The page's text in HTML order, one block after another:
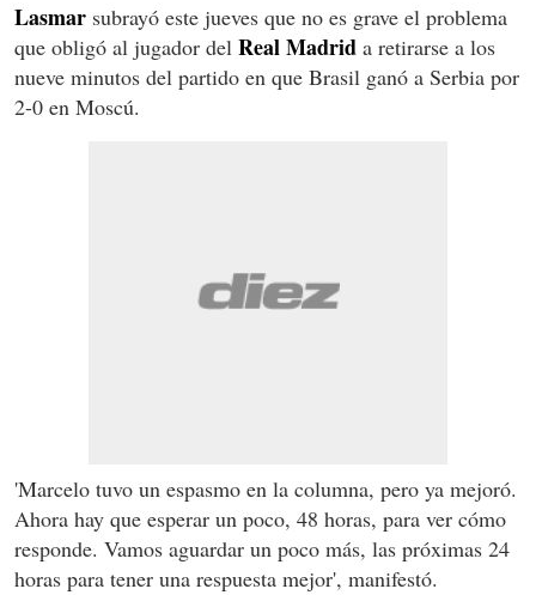
Lasmar subrayó este jueves que no es grave el problema
que obligó al jugador del Real Madrid a retirarse a los
nueve minutos del partido en que Brasil ganó a Serbia por
2-0 en Moscú.
'Marcelo tuvo un espasmo en la columna, pero ya mejoró.
Ahora hay que esperar un poco, 48 horas, para ver cómo
responde. Vamos aguardar un poco más, las próximas 24
horas para tener una respuesta mejor', manifestó.